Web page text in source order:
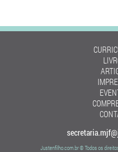
Justenfilho.com.br © Todos os